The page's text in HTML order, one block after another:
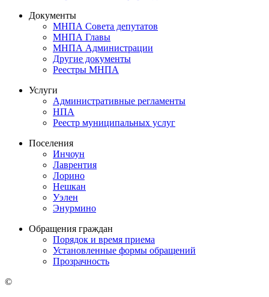
Документы
МНПА Совета депутатов
МНПА Главы
МНПА Администрации
Другие документы
Реестры МНПА
Услуги
Административные регламенты
НПА
Реестр муниципальных услуг
Поселения
Инчоун
Лаврентия
Лорино
Нешкан
Уэлен
Энурмино
Обращения граждан
Порядок и время приема
Установленные формы обращений
Прозрачность
©